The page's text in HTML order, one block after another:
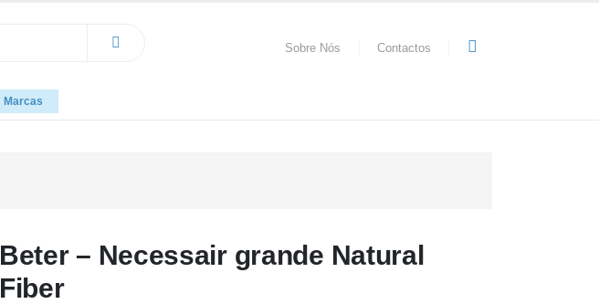
Sobre Nós Contactos
Marcas
Beter – Necessair grande Natural
Fiber